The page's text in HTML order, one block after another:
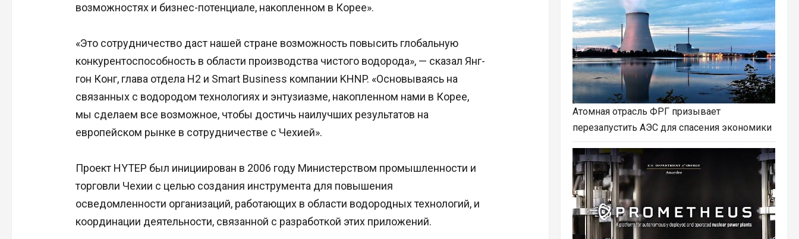
возможностях и бизнес-потенциале, накопленном в Корее».
«Это сотрудничество даст нашей стране возможность повысить глобальную
конкурентоспособность в области производства чистого водорода», — сказал Янг-
гон Конг, глава отдела H2 и Smart Business компании KHNP. «Основываясь на
связанных с водородом технологиях и энтузиазме, накопленном нами в Корее,
мы сделаем все возможное, чтобы достичь наилучших результатов на
европейском рынке в сотрудничестве с Чехией».
Проект HYTEP был инициирован в 2006 году Министерством промышленности и
торговли Чехии с целью создания инструмента для повышения
осведомленности организаций, работающих в области водородных технологий, и
координации деятельности, связанной с разработкой этих приложений.
Атомная отрасль ФРГ призывает
перезапустить АЭС для спасения экономики